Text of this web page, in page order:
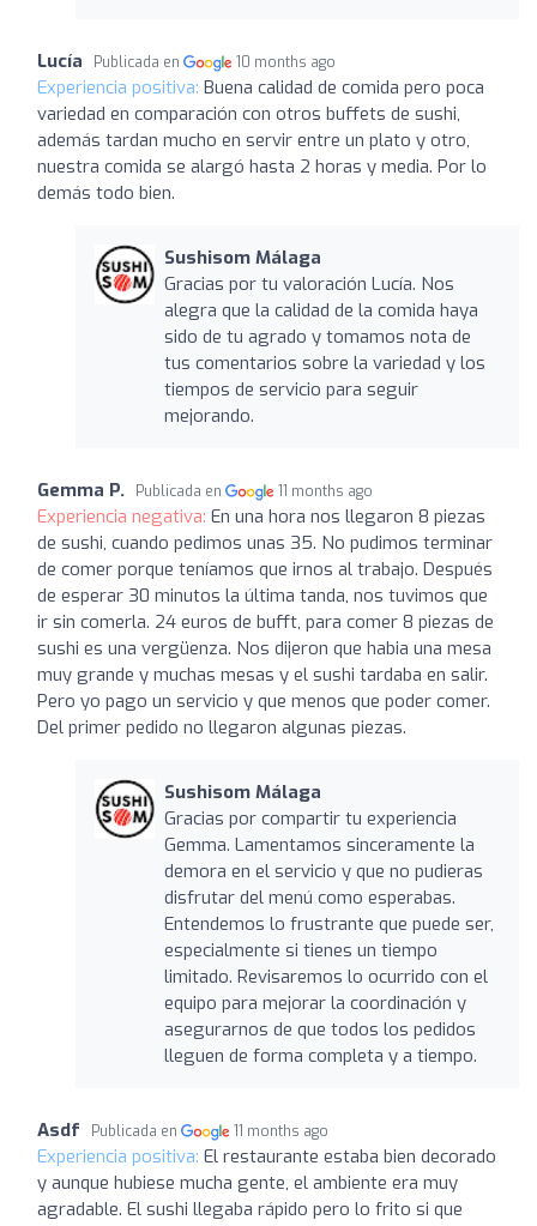
Lucía Publicada en 10 months ago
Experiencia positiva: Buena calidad de comida pero poca
variedad en comparación con otros buffets de sushi,
además tardan mucho en servir entre un plato y otro,
nuestra comida se alargó hasta 2 horas y media. Por lo
demás todo bien.
Sushisom Málaga
Gracias por tu valoración Lucía. Nos
alegra que la calidad de la comida haya
sido de tu agrado y tomamos nota de
tus comentarios sobre la variedad y los
tiempos de servicio para seguir
mejorando.
Gemma P. Publicada en 11 months ago
Experiencia negativa: En una hora nos llegaron 8 piezas
de sushi, cuando pedimos unas 35. No pudimos terminar
de comer porque teníamos que irnos al trabajo. Después
de esperar 30 minutos la última tanda, nos tuvimos que
ir sin comerla. 24 euros de bufft, para comer 8 piezas de
sushi es una vergüenza. Nos dijeron que habia una mesa
muy grande y muchas mesas y el sushi tardaba en salir.
Pero yo pago un servicio y que menos que poder comer.
Del primer pedido no llegaron algunas piezas.
Sushisom Málaga
Gracias por compartir tu experiencia
Gemma. Lamentamos sinceramente la
demora en el servicio y que no pudieras
disfrutar del menú como esperabas.
Entendemos lo frustrante que puede ser,
especialmente si tienes un tiempo
limitado. Revisaremos lo ocurrido con el
equipo para mejorar la coordinación y
asegurarnos de que todos los pedidos
lleguen de forma completa y a tiempo.
Asdf Publicada en 11 months ago
Experiencia positiva: El restaurante estaba bien decorado
y aunque hubiese mucha gente, el ambiente era muy
agradable. El sushi llegaba rápido pero lo frito si que